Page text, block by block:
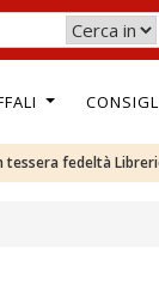
tessera fedeltà